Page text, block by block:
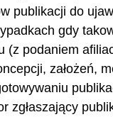
publikacji do
gdy
(z podaniem
założeń,
zgłaszający